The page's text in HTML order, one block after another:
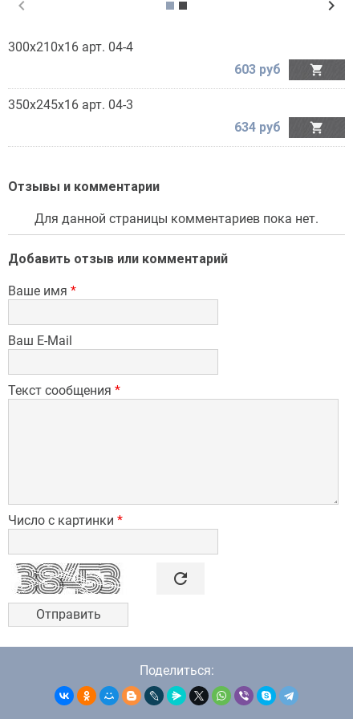
chevron_left chevron_right
300х210х16 арт. 04-4

603 руб
350х245х16 арт. 04-3

634 руб
Отзывы и комментарии
Для данной страницы комментариев пока нет.
Добавить отзыв или комментарий
Ваше имя *
Ваш E-Mail
Текст сообщения *
Число с картинки *
 refresh
Поделиться: